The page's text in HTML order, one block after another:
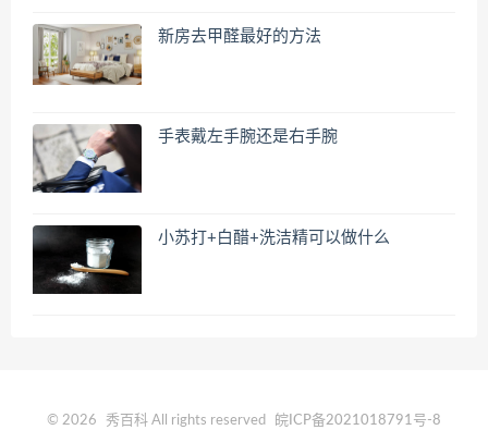
新房去甲醛最好的方法
手表戴左手腕还是右手腕
小苏打+白醋+洗洁精可以做什么
© 2026 秀百科 All rights reserved 皖ICP备2021018791号-8